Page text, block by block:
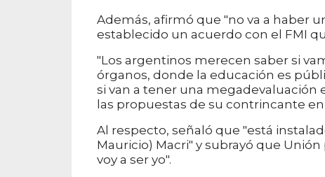
Además, afirmó que "no va a haber
establecido un acuerdo con el FMI
"Los argentinos merecen saber si
órganos, donde la educación es
si van a tener una megadevaluación
las propuestas de su contrincante
Al respecto, señaló que "está
Mauricio) Macri" y subrayó que
voy a ser yo".